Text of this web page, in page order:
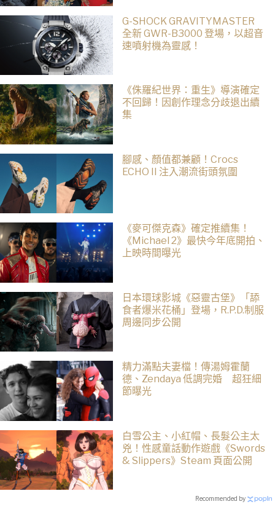
G-SHOCK GRAVITYMASTER
全新 GWR-B3000 登場，以超音
速噴射機為靈感！
《侏羅紀世界：重生》導演確定
不回歸！因創作理念分歧退出續
集
腳感、顏值都兼顧！Crocs
ECHO II 注入潮流街頭氛圍
《麥可傑克森》確定推續集！
《Michael 2》最快今年底開拍、
上映時間曝光
日本環球影城《惡靈古堡》「舔
食者爆米花桶」登場，R.P.D.制服
周邊同步公開
精力滿點夫妻檔！傳湯姆霍蘭
德、Zendaya 低調完婚 超狂細
節曝光
白雪公主、小紅帽、長髮公主太
兇！性感童話動作遊戲《Swords
& Slippers》Steam 頁面公開
Recommended by